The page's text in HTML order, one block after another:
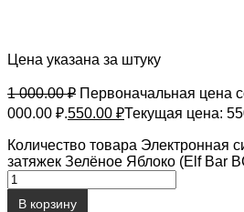
Цена указана за штуку
1 000.00₽ Первоначальная цена
000.00 ₽.550.00 ₽Текущая цена:
Количество товара Электронная
затяжек Зелёное Яблоко (Elf Bar
В корзину